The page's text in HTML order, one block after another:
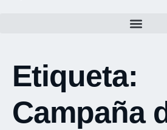
Etiqueta:
Campaña